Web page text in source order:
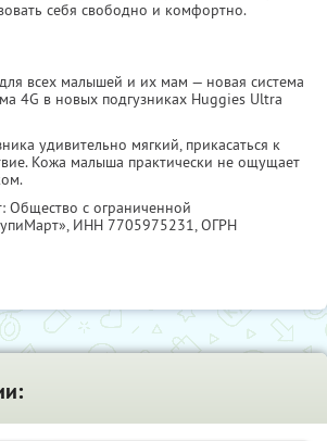
себя свободно и комфортно.
всех малышей и их мам — новая система
4G в новых подгузниках Huggies Ultra
удивительно мягкий, прикасаться к
Кожа малыша практически не ощущает
Общество с ограниченной
ИНН 7705975231, ОГРН